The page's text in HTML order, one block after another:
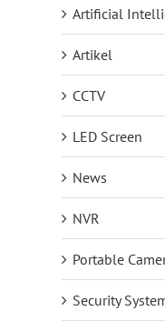
Artificial
Artikel
CCTV
LED Screen
News
NVR
Portable
Security